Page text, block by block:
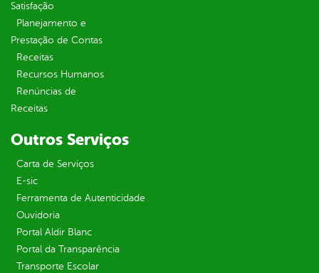
Satisfação
Planejamento e
Prestação de Contas
Receitas
Recursos Humanos
Renúncias de
Receitas
Outros Serviços
Carta de Serviços
E-sic
Ferramenta de Autenticidade
Ouvidoria
Portal Aldir Blanc
Portal da Transparência
Transporte Escolar